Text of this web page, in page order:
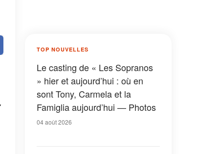
TOP NOUVELLES
Le casting de « Les Sopranos
» hier et aujourd’hui : où en
sont Tony, Carmela et la
Famiglia aujourd’hui — Photos
04 août 2026